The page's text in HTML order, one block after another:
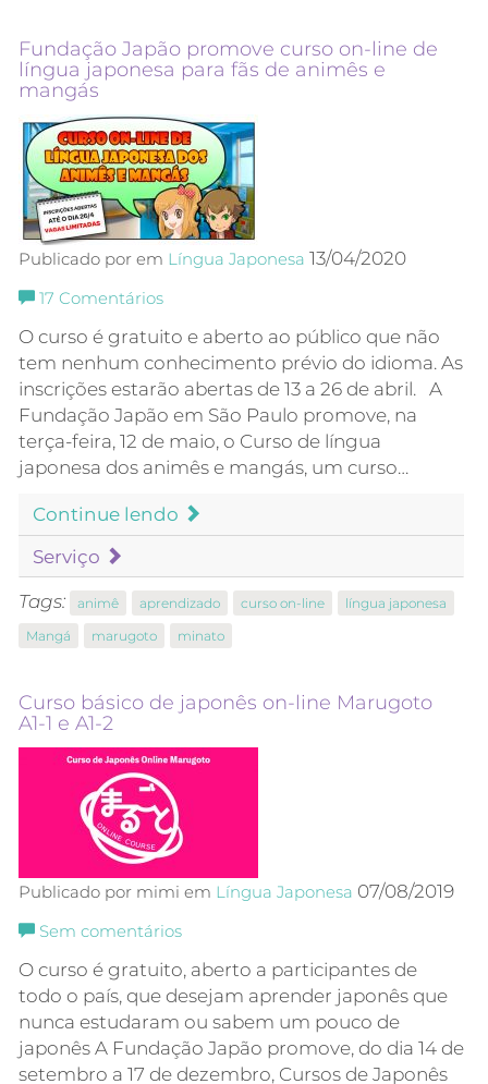
Fundação Japão promove curso on-line de
língua japonesa para fãs de animês e
mangás
Publicado por em Língua Japonesa 13/04/2020
17 Comentários
O curso é gratuito e aberto ao público que não
tem nenhum conhecimento prévio do idioma. As
inscrições estarão abertas de 13 a 26 de abril. A
Fundação Japão em São Paulo promove, na
terça-feira, 12 de maio, o Curso de língua
japonesa dos animês e mangás, um curso…
Continue lendo
Serviço
Tags: animê aprendizado curso on-line
língua japonesa
Mangá
marugoto minato
Curso básico de japonês on-line Marugoto
A1-1 e A1-2
Publicado por mimi em Língua Japonesa 07/08/2019
Sem comentários
O curso é gratuito, aberto a participantes de
todo o país, que desejam aprender japonês que
nunca estudaram ou sabem um pouco de
japonês A Fundação Japão promove, do dia 14 de
setembro a 17 de dezembro, Cursos de Japonês